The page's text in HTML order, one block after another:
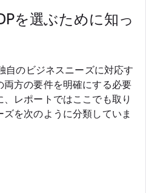
を選ぶために知っ
自のビジネスニーズに対応す
方の要件を明確にする必要
レポートではここでも取り
を次のように分類していま